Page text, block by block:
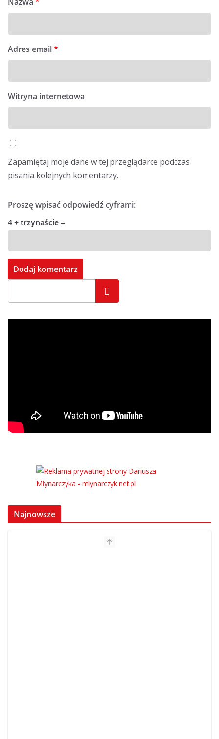
Adres email*
Witryna internetowa
Zapamiętaj moje dane w tej przeglądarce podczas
pisania kolejnych komentarzy.
Proszę wpisać odpowiedź cyframi:
4 + trzynaście =
Szukaj
Najnowsze